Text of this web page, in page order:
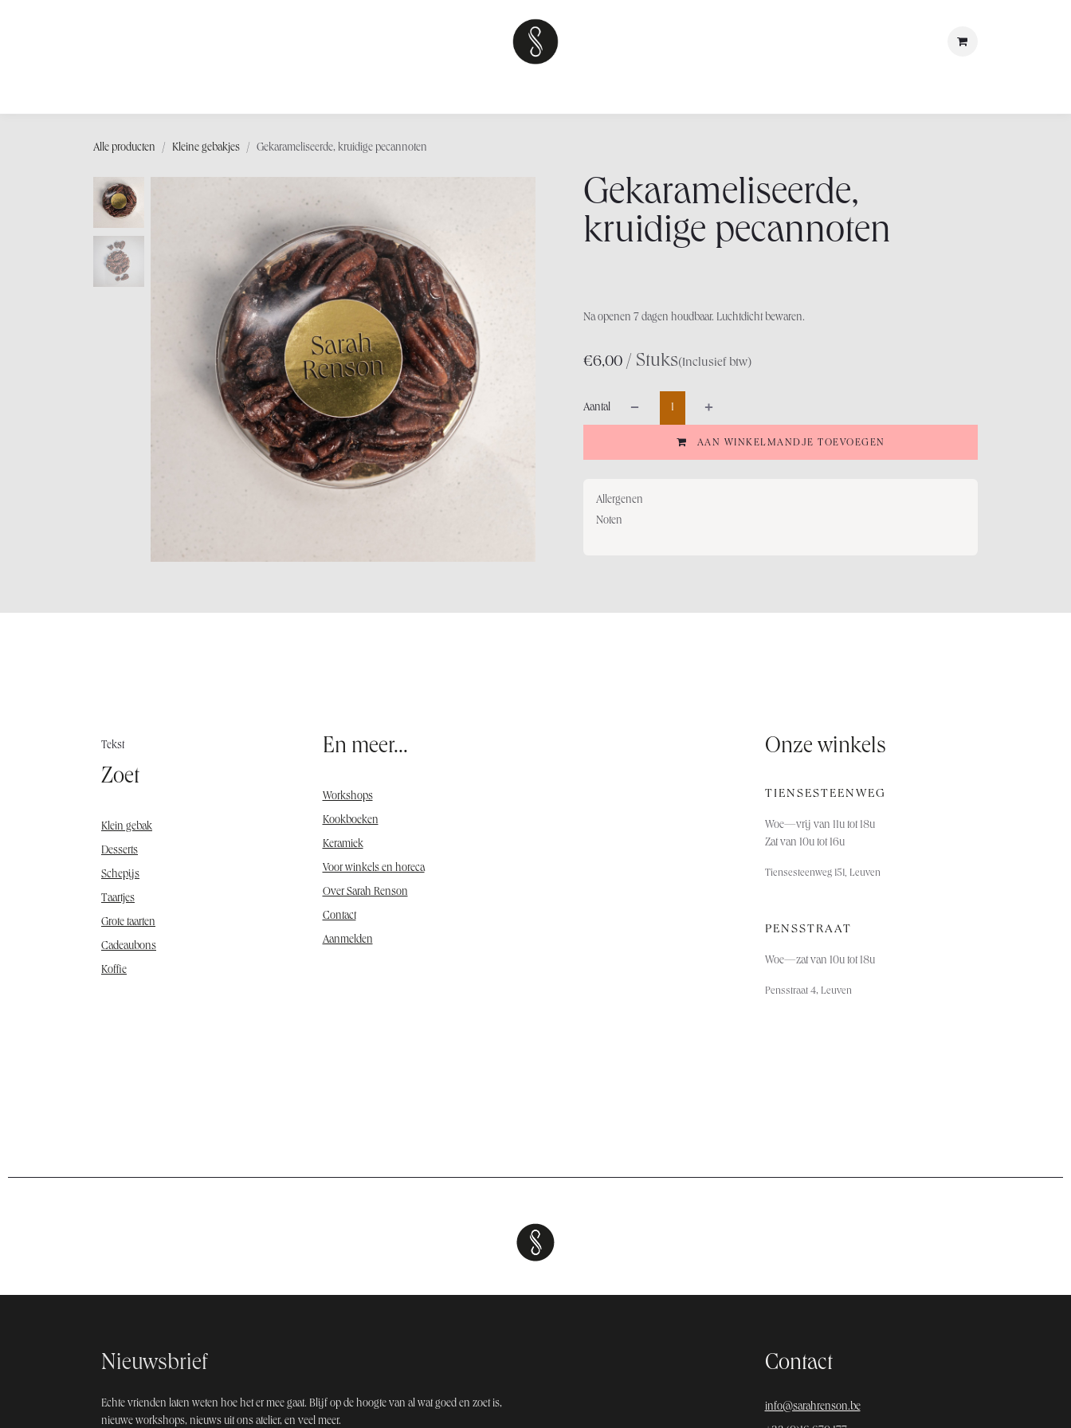
Alle producten Kleine gebakjes Gekarameliseerde, kruidige pecannoten
Gekarameliseerde,
kruidige pecannoten
Na openen 7 dagen houdbaar. Luchtdicht bewaren.
6,00
€ / Stuks(Inclusief btw)
AAN WINKELMANDJE TOEVOEGEN
Aantal
Allergenen
Noten
Tekst
Zoet
Klein gebak
Desserts
Schepijs
Taartjes
Grote taarten
Cadeaubons
Koffie
Onze winkels
TIENSESTEENWEG
Woe—vrij van 11u tot 18u
Zat van 10u tot 16u
Tiensesteenweg 151, Leuven
PENSSTRAAT
Woe—zat van 10u tot 18u
Pensstraat 4, Leuven
En meer...
Workshops
Kookboeken
Keramiek
Voor winkels en horeca
Over Sarah Renson
Contact
Aanmelden
Nieuwsbrief
Echte vrienden laten weten hoe het er mee gaat. Blijf op de hoogt​e van al wat goed en zoet is,
nieuwe workshops, nieuws uit ons atelier, en veel meer.
Contact
info@sarahrenson.be